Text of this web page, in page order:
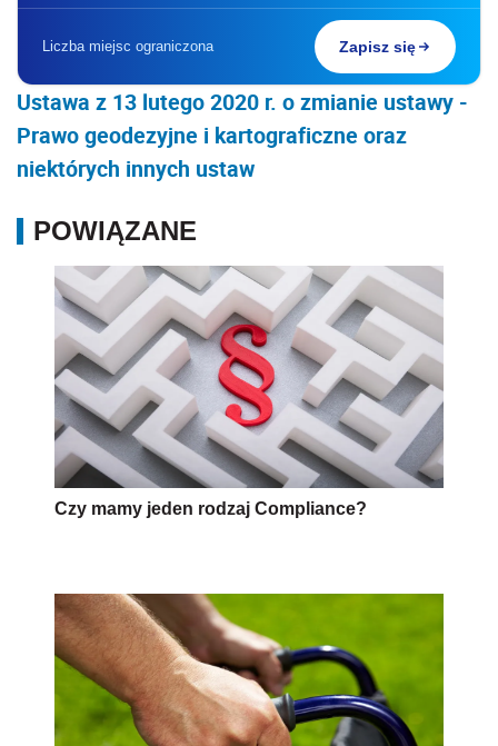
Liczba miejsc ograniczona Zapisz się
Ustawa z 13 lutego 2020 r. o zmianie ustawy -
Prawo geodezyjne i kartograficzne oraz
niektórych innych ustaw
POWIĄZANE
Czy mamy jeden rodzaj Compliance?